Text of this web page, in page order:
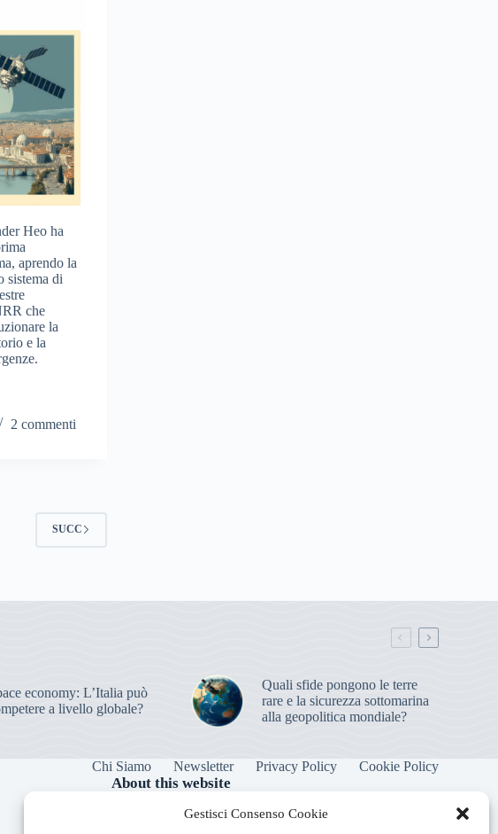
Gestisci Consenso Cookie
Heo ha
aprendo la
sistema di
che
la
e la
2 commenti
SUCC
economy: L’Italia può
a livello globale?
Quali sfide pongono le terre
rare e la sicurezza sottomarina
alla geopolitica mondiale?
Chi Siamo Newsletter Privacy Policy Cookie Policy
About this website
Orbitare ogni giorno trova per te le notizie più rilevanti in